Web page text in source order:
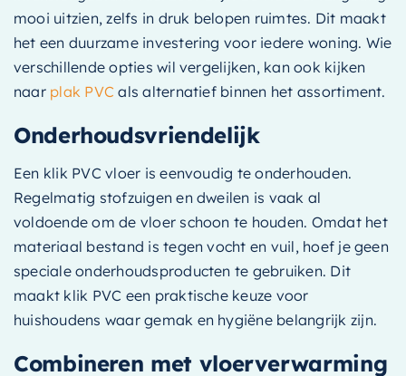
mooi uitzien, zelfs in druk belopen ruimtes. Dit maakt
het een duurzame investering voor iedere woning. Wie
verschillende opties wil vergelijken, kan ook kijken
naar plak PVC als alternatief binnen het assortiment.
Onderhoudsvriendelijk
Een klik PVC vloer is eenvoudig te onderhouden.
Regelmatig stofzuigen en dweilen is vaak al
voldoende om de vloer schoon te houden. Omdat het
materiaal bestand is tegen vocht en vuil, hoef je geen
speciale onderhoudsproducten te gebruiken. Dit
maakt klik PVC een praktische keuze voor
huishoudens waar gemak en hygiëne belangrijk zijn.
Combineren met vloerverwarming